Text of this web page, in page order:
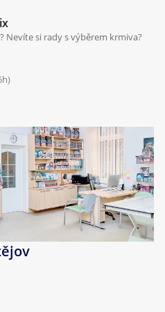
Nevíte si rady s výběrem krmiva?